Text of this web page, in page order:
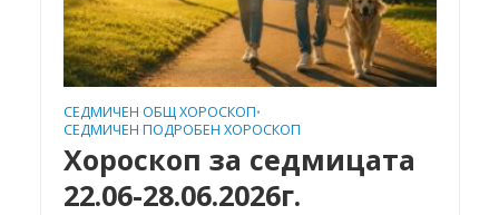
СЕДМИЧЕН ОБЩ ХОРОСКОП•
СЕДМИЧЕН ПОДРОБЕН ХОРОСКОП
Хороскоп за седмицата
22.06-28.06.2026г.